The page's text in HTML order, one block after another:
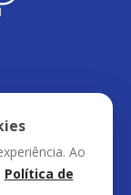
Contato
Ao
Política de